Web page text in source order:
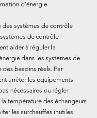
d'énergie.
systèmes de contrôle
de contrôle
aider à réguler la
dans les systèmes de
besoins réels. Par
arrêter les équipements
nécessaires ou régler
température des échangeurs
les surchauffes inutiles.